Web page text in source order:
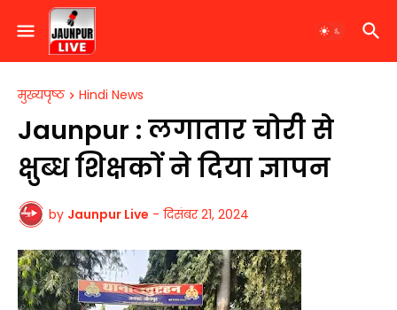
मुख्यपृष्ठ Hindi News
​Jaunpur : लगातार चोरी से
क्षुब्ध शिक्षकों ने दिया ज्ञापन
by Jaunpur Live - दिसंबर 21, 2024